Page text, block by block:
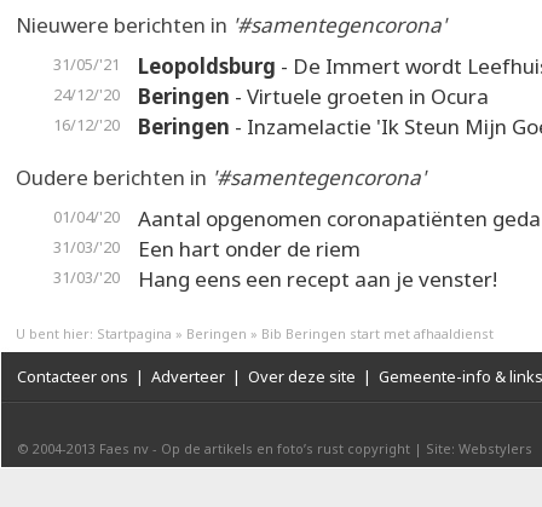
Nieuwere berichten in '#samentegencorona'
31/05/'21 Leopoldsburg - De Immert wordt
24/12/'20 Beringen - Virtuele groeten in Ocura
16/12/'20 Beringen - Inzamelactie 'Ik Steun Mijn
Oudere berichten in '#samentegencorona'
01/04/'20 Aantal opgenomen coronapatiënten
31/03/'20 Een hart onder de riem
31/03/'20 Hang eens een recept aan je venster!
U bent hier: Startpagina » Beringen » Bib Beringen start met afhaaldienst
Contacteer ons | Adverteer | Over deze site | Gemeente-info & links
© 2004-2013 Faes nv - Op de artikels en foto’s rust copyright | Site: Webstylers